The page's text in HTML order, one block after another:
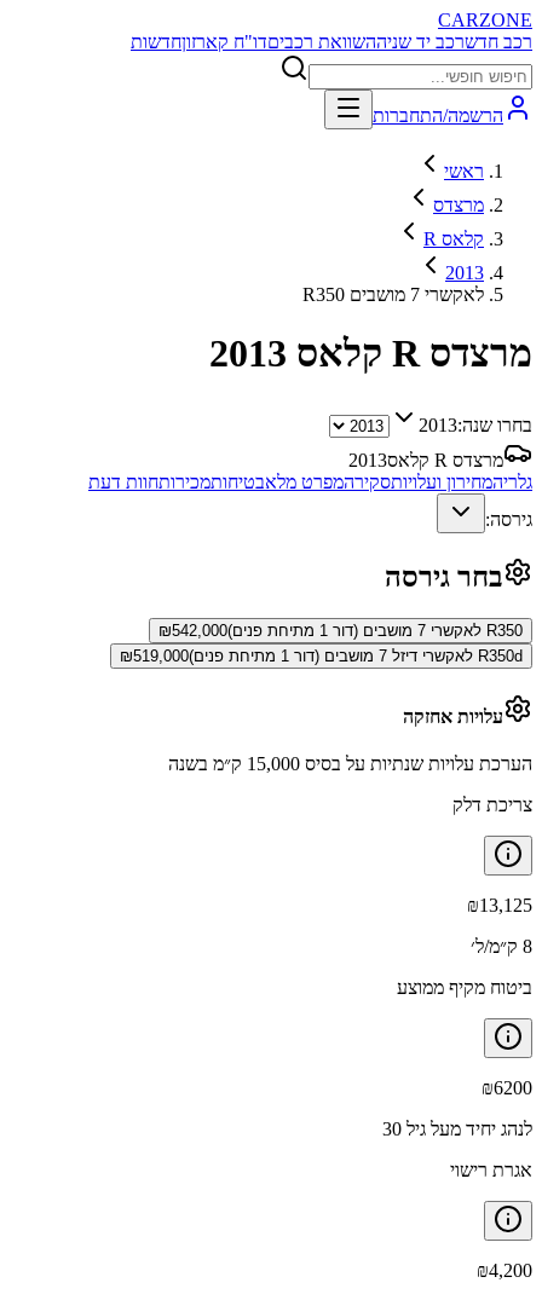
CARZONE
רכב חדשרכב יד שניההשוואת רכביםדו"ח קארזוןחדשות
הרשמה/התחברות
ראשי
מרצדס
R קלאס
2013
R350 לאקשרי 7 מושבים
מרצדס R קלאס 2013
בחרו שנה:2013
מרצדס R קלאס
2013
גלריהמחירון ועלויותסקירהמפרט מלאבטיחותמכירותחוות דעת
גירסה:
בחר גירסה
R350 לאקשרי 7 מושבים (דור 1 מתיחת פנים) ₪542,000
R350d לאקשרי דיזל 7 מושבים (דור 1 מתיחת פנים)
₪519,000
עלויות אחזקה
הערכת עלויות שנתיות על בסיס 15,000 ק״מ בשנה
צריכת דלק
₪13,125
8 ק״מ/ל׳
ביטוח מקיף ממוצע
₪6200
לנהג יחיד מעל גיל 30
אגרת רישוי
₪4,200